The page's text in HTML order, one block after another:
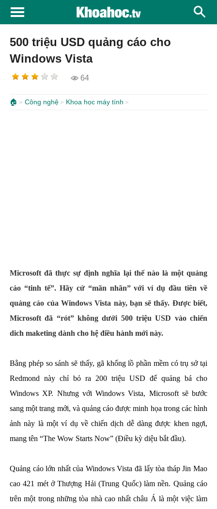
500 triệu USD quảng cáo cho
Windows Vista
64
🏠 Công nghệ Khoa học máy tính
Microsoft đã thực sự định nghĩa lại thế nào là một quảng
cáo “tinh tế”. Hãy cứ “mãn nhãn” với ví dụ đầu tiên về
quảng cáo của Windows Vista này, bạn sẽ thấy. Được biết,
Microsoft đã “rót” không dưới 500 triệu USD vào chiến
dich maketing dành cho hệ điều hành mới này.
Bằng phép so sánh sẽ thấy, gã khổng lồ phần mềm có trụ sở tại
Redmond này chỉ bỏ ra 200 triệu USD để quảng bá cho
Windows XP. Nhưng với Windows Vista, Microsoft sẽ bước
sang một trang mới, và quảng cáo được minh họa trong các hình
ảnh này là một ví dụ về chiến dịch dễ dàng được khen ngợi,
mang tên “The Wow Starts Now” (Điều kỳ diệu bắt đầu).
Quảng cáo lớn nhất của Windows Vista đã lấy tòa tháp Jin Mao
cao 421 mét ở Thượng Hải (Trung Quốc) làm nền. Quảng cáo
trên một trong những tòa nhà cao nhất châu Á là một việc làm